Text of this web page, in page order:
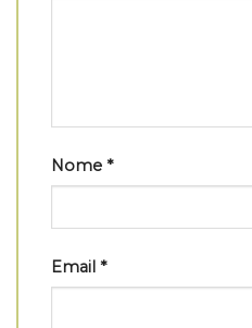
Nome *
Email *